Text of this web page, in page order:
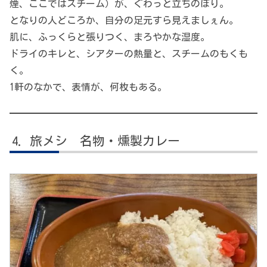
煙、ここではスチーム）が、ぐわっと立ちのぼり。
となりの人どころか、自分の足元すら見えましぇん。
肌に、ふっくらと張りつく、まろやかな湿度。
ドライのキレと、シアターの熱量と、スチームのもくも
く。
1軒のなかで、表情が、何枚もある。
旅メシ 名物・燻製カレー